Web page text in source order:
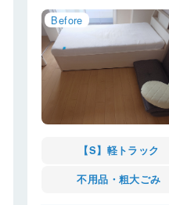
【S】軽トラック
不用品・粗大ごみ